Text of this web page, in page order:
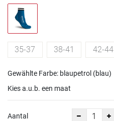
35-37 38-41 42-44
Gewählte Farbe: blaupetrol (blau)
Kies a.u.b. een maat
Aantal